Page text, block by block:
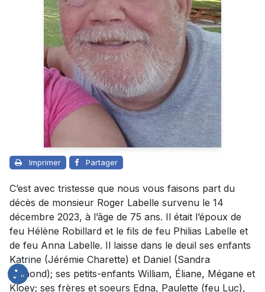
Imprimer Partager
C’est avec tristesse que nous vous faisons part du
décès de monsieur Roger Labelle survenu le 14
décembre 2023, à l’âge de 75 ans. Il était l’époux de
feu Hélène Robillard et le fils de feu Philias Labelle et
de feu Anna Labelle. Il laisse dans le deuil ses enfants
Katrine (Jérémie Charette) et Daniel (Sandra
Ramond); ses petits-enfants William, Éliane, Mégane et
Kloey; ses frères et soeurs Edna, Paulette (feu Luc),